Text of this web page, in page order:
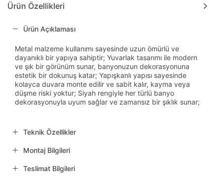
Ürün Özellikleri
Ürün Açıklaması
Metal malzeme kullanımı sayesinde uzun ömürlü ve
dayanıklı bir yapıya sahiptir; Yuvarlak tasarımı ile modern
ve şık bir görünüm sunar, banyonuzun dekorasyonuna
estetik bir dokunuş katar; Yapışkanlı yapısı sayesinde
kolayca duvara monte edilir ve sabit kalır, kayma veya
düşme riski yoktur; Siyah rengiyle her türlü banyo
dekorasyonuyla uyum sağlar ve zamansız bir şıklık sunar;
Teknik Özellikler
Montaj Bilgileri
Teslimat Bilgileri